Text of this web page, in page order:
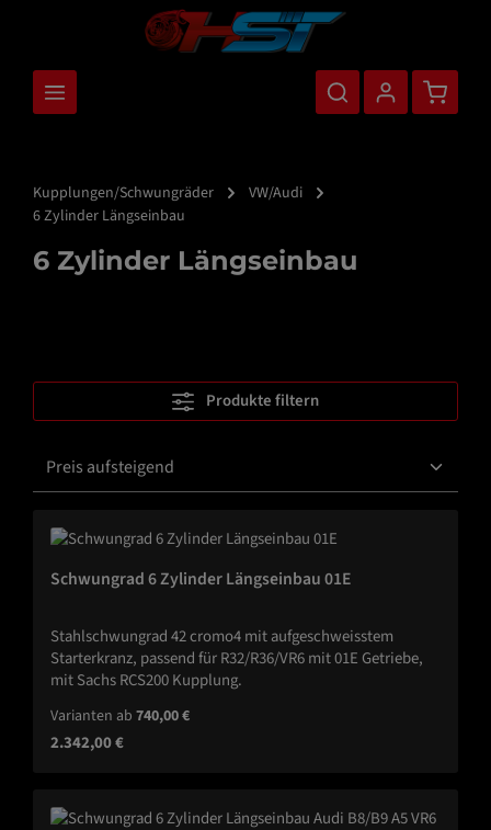
Kupplungen/Schwungräder
VW/Audi
6 Zylinder Längseinbau
6 Zylinder Längseinbau
Produkte filtern
Schwungrad 6 Zylinder Längseinbau 01E
Stahlschwungrad 42 cromo4 mit aufgeschweisstem
Starterkranz, passend für R32/R36/VR6 mit 01E Getriebe,
mit Sachs RCS200 Kupplung.
Varianten ab 740,00 €
Regulärer Preis:
2.342,00 €